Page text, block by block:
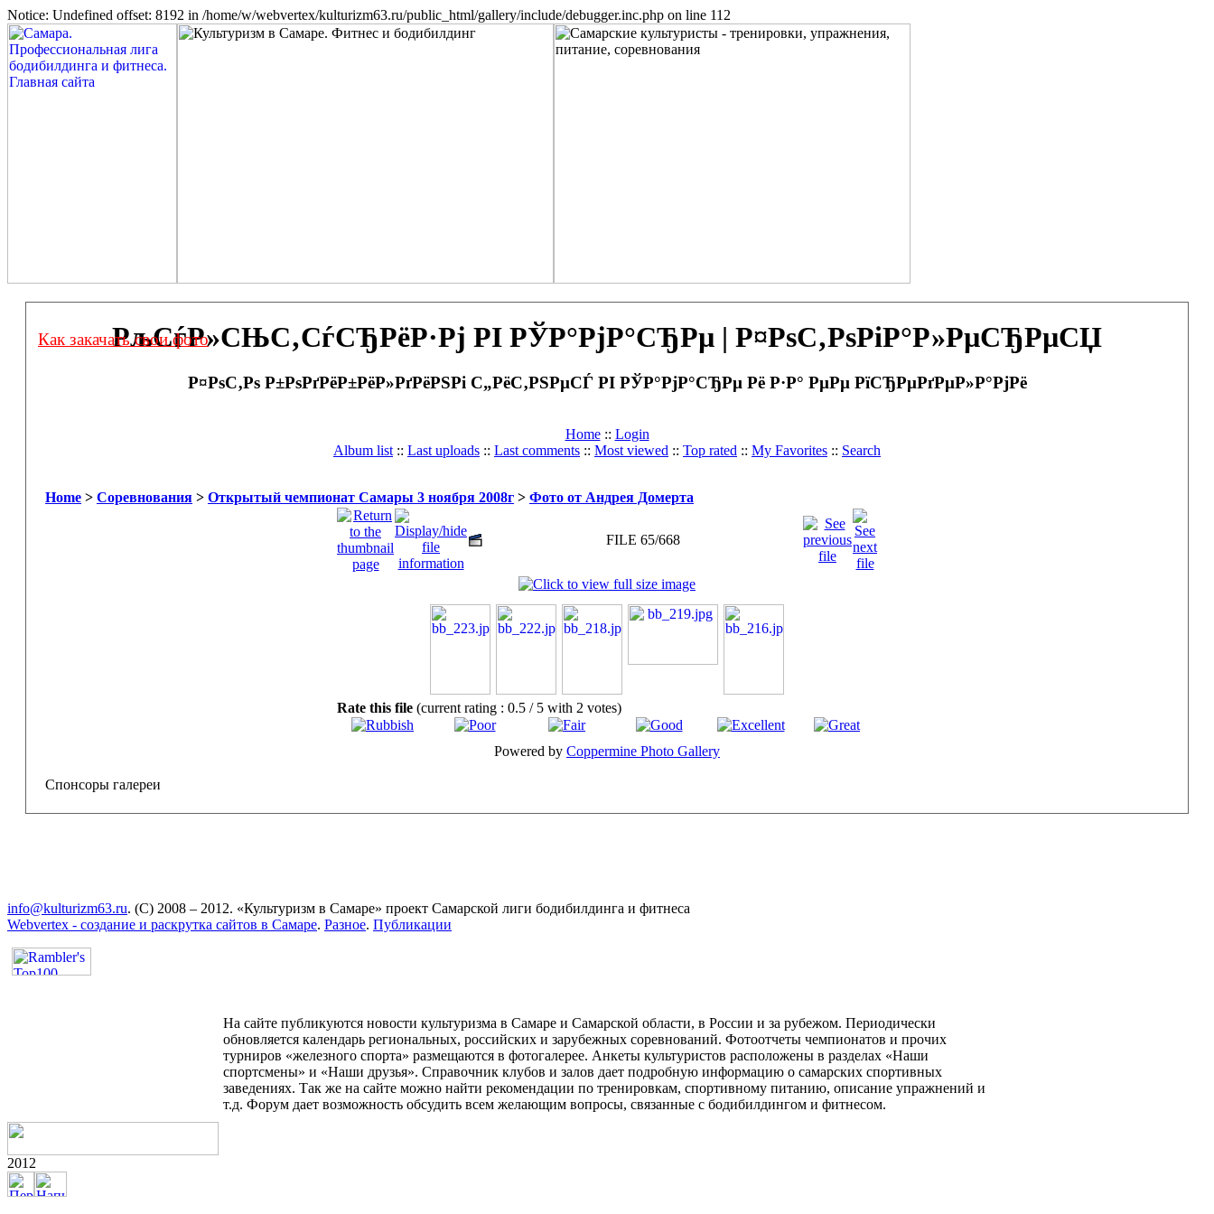
Notice: Undefined offset: 8192 in /home/w/webvertex/kulturizm63.ru/public_html/gallery/include/debugger.inc.php on line 112
РљСѓР»СЊС‚СѓСЂРёР·Рј РІ РЎР°РјР°СЂРµ | Р¤РѕС‚РѕРіР°Р»РµСЂРµСЏ
Р¤РѕС‚Рѕ Р±РѕРґРёР±РёР»РґРёРЅРі С„РёС‚РЅРµСЃ РІ РЎР°РјР°СЂРµ Рё Р·Р° РµРµ РїСЂРµРґРµР»Р°РјРё
Home:: Login
Album list :: Last uploads :: Last comments :: Most viewed :: Top rated :: My Favorites :: Search
Home > Соревнования > Открытый чемпионат Самары 3 ноября 2008г > Фото от Андрея Домерта
FILE 65/668
Rate this file (current rating : 0.5 / 5 with 2 votes)
Powered by Coppermine Photo Gallery
Спонсоры галереи
info@kulturizm63.ru. (C) 2008 – 2012. «Культуризм в Самаре» проект Самарской лиги бодибилдинга и фитнеса
Webvertex - создание и раскрутка сайтов в Самаре. Разное. Публикации
На сайте публикуются новости культуризма в Самаре и Самарской области, в России и за рубежом. Периодически
обновляется календарь региональных, российских и зарубежных соревнований. Фотоотчеты чемпионатов и прочих
турниров «железного спорта» размещаются в фотогалерее. Анкеты культуристов расположены в разделах «Наши
спортсмены» и «Наши друзья». Справочник клубов и залов дает подробную информацию о самарских спортивных
заведениях. Так же на сайте можно найти рекомендации по тренировкам, спортивному питанию, описание упражнений и
т.д. Форум дает возможность обсудить всем желающим вопросы, связанные с бодибилдингом и фитнесом.
2012
Как закачать свои фото